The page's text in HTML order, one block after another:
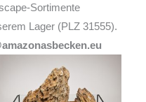
Sortimente
Lager (PLZ 31555).